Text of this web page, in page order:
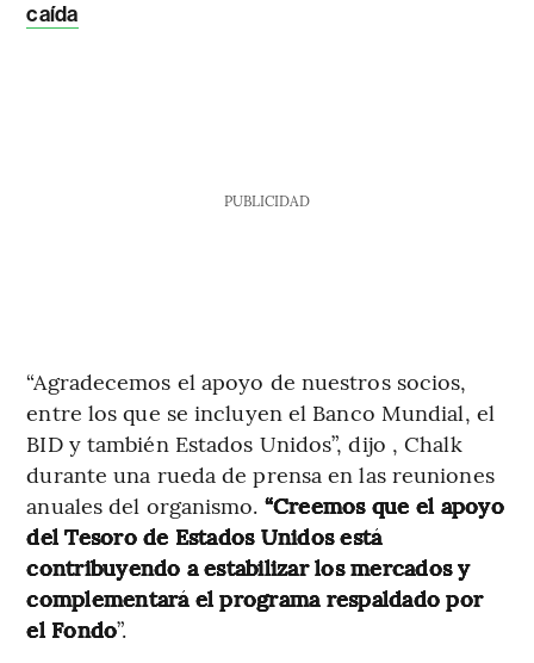
caída
PUBLICIDAD
“Agradecemos el apoyo de nuestros socios,
entre los que se incluyen el Banco Mundial, el
BID y también Estados Unidos”, dijo , Chalk
durante una rueda de prensa en las reuniones
anuales del organismo. “Creemos que el apoyo
del Tesoro de Estados Unidos está
contribuyendo a estabilizar los mercados y
complementará el programa respaldado por
el Fondo”.